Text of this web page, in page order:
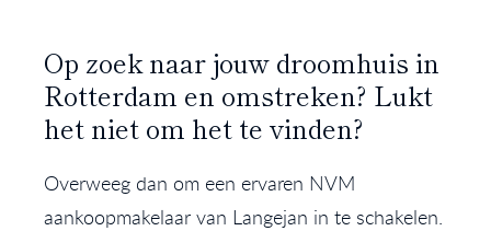
Op zoek naar jouw droomhuis in
Rotterdam en omstreken? Lukt
het niet om het te vinden?
Overweeg dan om een ervaren NVM
aankoopmakelaar van Langejan in te schakelen.